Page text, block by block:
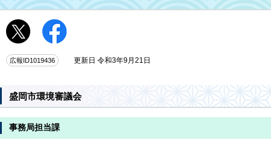
広報ID1019436 更新日 令和3年9月21日
盛岡市環境審議会
事務局担当課